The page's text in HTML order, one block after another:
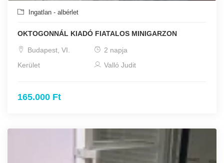
Ingatlan - albérlet
OKTOGONNÁL KIADÓ FIATALOS MINIGARZON
Budapest, VI.
Kerület
2 napja
Valló Judit
165.000 Ft